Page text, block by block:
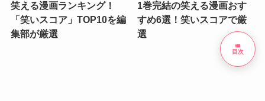
笑える漫画ランキング！
「笑いスコア」TOP10を編
集部が厳選
1巻完結の笑える漫画おす
すめ6選！笑いスコアで厳
選
list
目次